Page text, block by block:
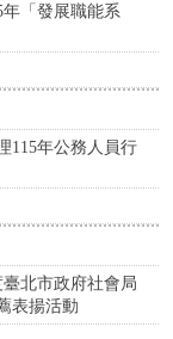
「發展職能系
115年公務人員行
北市政府社會局
表揚活動